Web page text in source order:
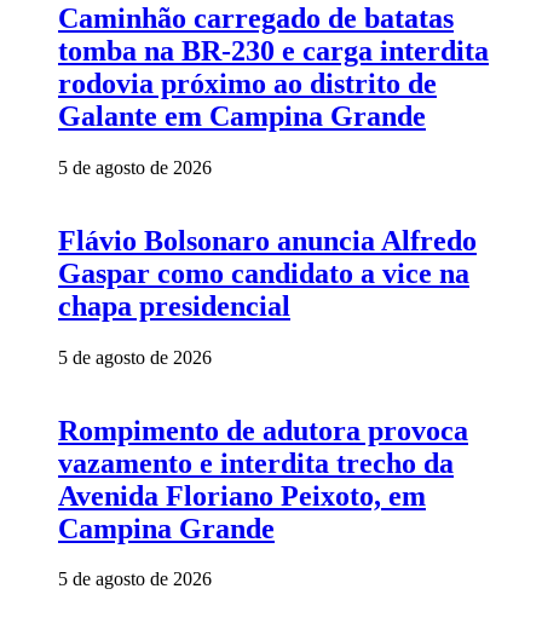
Caminhão carregado de batatas
tomba na BR-230 e carga interdita
rodovia próximo ao distrito de
Galante em Campina Grande
5 de agosto de 2026
Flávio Bolsonaro anuncia Alfredo
Gaspar como candidato a vice na
chapa presidencial
5 de agosto de 2026
Rompimento de adutora provoca
vazamento e interdita trecho da
Avenida Floriano Peixoto, em
Campina Grande
5 de agosto de 2026